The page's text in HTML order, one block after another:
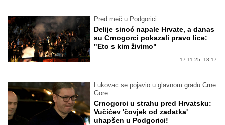
Pred meč u Podgorici
Delije sinoć napale Hrvate, a danas
su Crnogorci pokazali pravo lice:
"Eto s kim živimo"
17.11.25. 18:17
Lukovac se pojavio u glavnom gradu Crne
Gore
Crnogorci u strahu pred Hrvatsku:
Vučićev 'čovjek od zadatka'
uhapšen u Podgorici!